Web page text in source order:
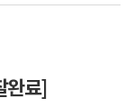
회
완료]